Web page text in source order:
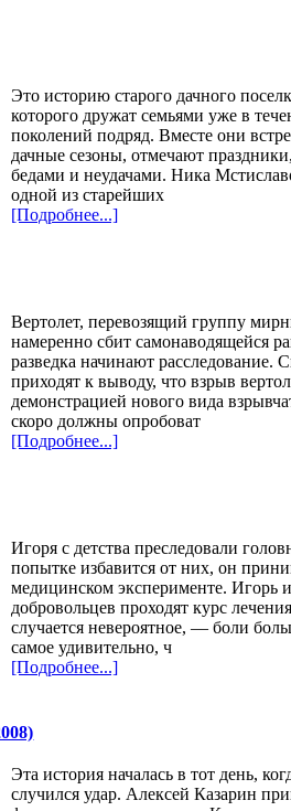
Это историю старого дачного
которого дружат семьями уже в
поколений подряд. Вместе они
дачные сезоны, отмечают
бедами и неудачами. Ника
одной из старейших
[Подробнее...]
Вертолет, перевозящий группу
намеренно сбит самонаводящейся
разведка начинают расследование.
приходят к выводу, что взрыв
демонстрацией нового вида
скоро должны опробоват
[Подробнее...]
Игоря с детства преследовали
попытке избавится от них, он
медицинском эксперименте. Игорь
добровольцев проходят курс
случается невероятное, — боли
самое удивительно, ч
[Подробнее...]
Эта история началась в тот день,
случился удар. Алексей Казарин